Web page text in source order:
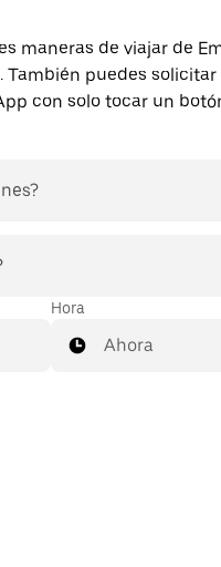
maneras de viajar de
También puedes solicitar
con solo tocar un
Hora
Ahora